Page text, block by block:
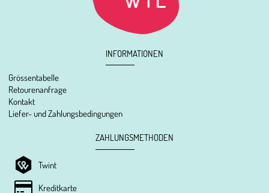
INFORMATIONEN
Grössentabelle
Retourenanfrage
Kontakt
Liefer- und Zahlungsbedingungen
ZAHLUNGSMETHODEN
Twint
Kreditkarte